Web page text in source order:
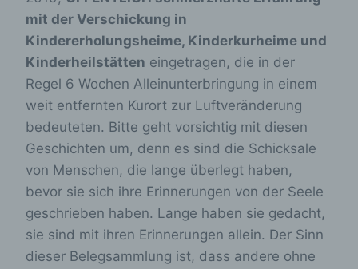
mit der Verschickung in
Kindererholungsheime, Kinderkurheime und
Kinderheilstätten eingetragen, die in der
Regel 6 Wochen Alleinunterbringung in einem
weit entfernten Kurort zur Luftveränderung
bedeuteten. Bitte geht vorsichtig mit diesen
Geschichten um, denn es sind die Schicksale
von Menschen, die lange überlegt haben,
bevor sie sich ihre Erinnerungen von der Seele
geschrieben haben. Lange haben sie gedacht,
sie sind mit ihren Erinnerungen allein. Der Sinn
dieser Belegsammlung ist, dass andere ohne